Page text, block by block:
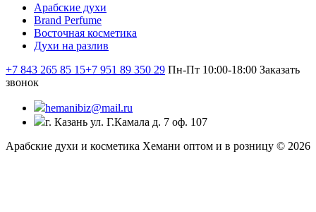
Арабские духи
Brand Perfume
Восточная косметика
Духи на разлив
+7 843 265 85 15+7 951 89 350 29 Пн-Пт 10:00-18:00 Заказать
звонок
hemanibiz@mail.ru
г. Казань ул. Г.Камала д. 7 оф. 107
Арабские духи и косметика Хемани оптом и в розницу © 2026